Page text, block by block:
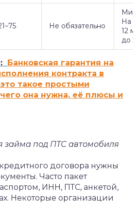
Не обязательно
На
12
до
Банковская гарантия на
контракта в
такое простыми
она нужна, её плюсы и
займа под ПТС автомобиля
договора нужны
Часто пакет
ИНН, ПТС, анкетой,
Некоторые организации